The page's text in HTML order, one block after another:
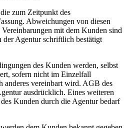
zum Zeitpunkt des
Abweichungen von diesen
mit dem Kunden sind
Agentur schriftlich bestätigt
des Kunden werden, selbst
sofern nicht im Einzelfall
anderes vereinbart wird. AGB des
ausdrücklich. Eines weiteren
Kunden durch die Agentur bedarf